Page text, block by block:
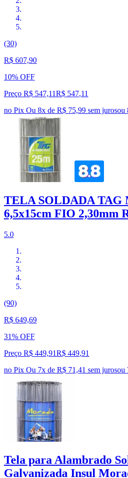
(30)
R$ 607,90
10% OFF
Preço R$ 547,11R$ 547,11
no Pix Ou 8x de R$ 75,99 sem jurosou
TELA SOLDADA TAG
6,5x15cm FIO 2,30mm
5.0
(90)
R$ 649,69
31% OFF
Preço R$ 449,91R$ 449,91
no Pix Ou 7x de R$ 71,41 sem jurosou
Tela para Alambrado
Galvanizada Insul